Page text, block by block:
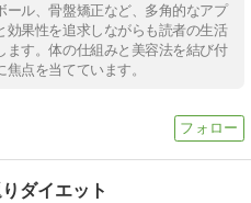
ール、骨盤矯正など、多角的なアプ
効果性を追求しながらも読者の生活
ます。体の仕組みと美容法を結び付
点を当てています。
ダイエット